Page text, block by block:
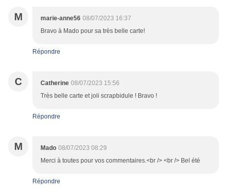
M marie-anne56 08/07/2023 16:37
Bravo à Mado pour sa très belle carte!
Répondre
C Catherine 08/07/2023 15:56
Très belle carte et joli scrapbidule ! Bravo !
Répondre
M Mado 08/07/2023 08:29
Merci à toutes pour vos commentaires.<br /> <br /> Bel été
Répondre